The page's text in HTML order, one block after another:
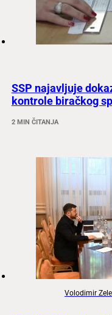
SSP najavljuje
kontrole biračkog
2 MIN ČITANJA
Volodimir